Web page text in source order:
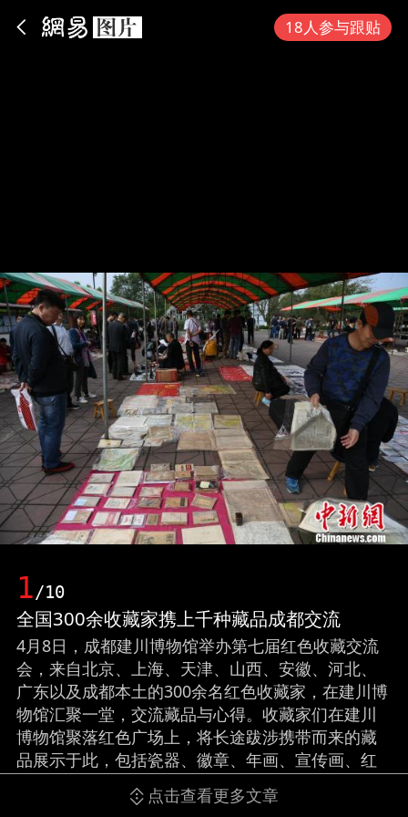
18人参与跟贴
1/10
全国300余收藏家携上千种藏品成都交流
4月8日，成都建川博物馆举办第七届红色收藏交流
会，来自北京、上海、天津、山西、安徽、河北、
广东以及成都本土的300余名红色收藏家，在建川博
物馆汇聚一堂，交流藏品与心得。收藏家们在建川
博物馆聚落红色广场上，将长途跋涉携带而来的藏
品展示于此，包括瓷器、徽章、年画、宣传画、红
色文献等多达上千个品种，其中不乏珍品、精品与
孤品。图为收藏家展示的一些红色藏品。张浪摄
点击查看更多文章